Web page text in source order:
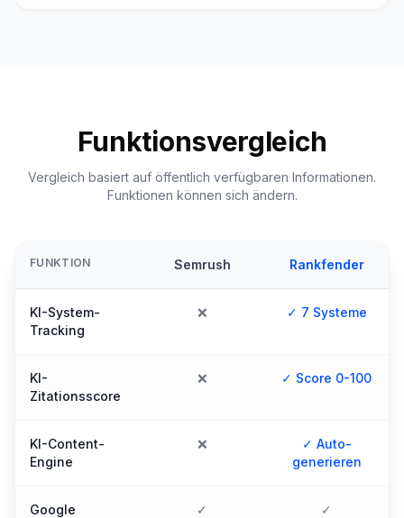
Funktionsvergleich
Vergleich basiert auf öffentlich verfügbaren Informationen.
Funktionen können sich ändern.
FUNKTION Semrush Rankfender
KI-System-
Tracking
❌ ✓ 7 Systeme
KI-
Zitationsscore
❌ ✓ Score 0-100
KI-Content-
Engine
❌
✓ Auto-
generieren
Google
✓ ✓